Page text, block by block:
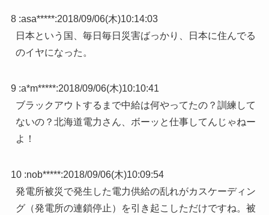
8 :asa*****:2018/09/06(木)10:14:03
日本という国、毎日毎日災害ばっかり、日本に住んでる
のイヤになった。
9 :a*m*****:2018/09/06(木)10:10:41
ブラックアウトするまで中給は何やってたの？訓練して
ないの？北海道電力さん、ボーッと仕事してんじゃねー
よ！
10 :nob*****:2018/09/06(木)10:09:54
発電所被災で発生した電力供給の乱れがカスケーディン
グ（発電所の連鎖停止）を引き起こしただけですね。被